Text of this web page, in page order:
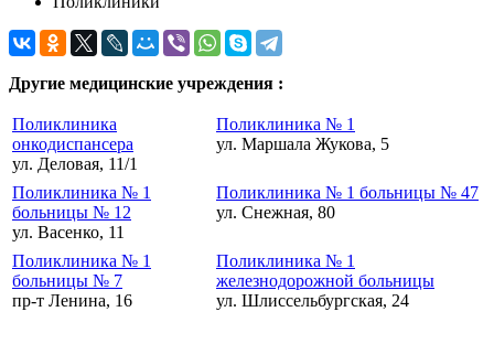
Другие медицинские учреждения :
Поликлиника
онкодиспансера
ул. Деловая, 11/1
Поликлиника № 1
ул. Маршала Жукова, 5
Поликлиника № 1
больницы № 12
ул. Васенко, 11
Поликлиника № 1 больницы № 47
ул. Снежная, 80
Поликлиника № 1
больницы № 7
пр-т Ленина, 16
Поликлиника № 1
железнодорожной больницы
ул. Шлиссельбургская, 24